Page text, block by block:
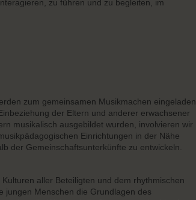
zu führen und zu begleiten, im
zum gemeinsamen Musikmachen
der Eltern und anderer erwachsener
musikalisch ausgebildet wurden, involvieren wir
Einrichtungen in der Nähe
der Gemeinschaftsunterkünfte zu entwickeln.
aller Beteiligten und dem rhythmischen
jungen Menschen die Grundlagen des